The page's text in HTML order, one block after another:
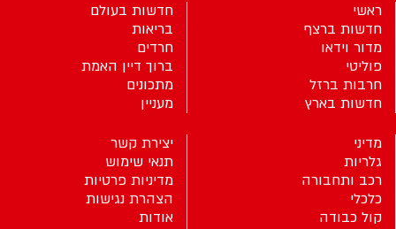
ראשי
חדשות ברצף
מדור וידאו
פוליטי
חרבות ברזל
חדשות בארץ
חדשות בעולם
בריאות
חרדים
ברוך דיין האמת
מתכונים
מעניין
מדיני
גלריות
רכב ותחבורה
כלכלי
קול כבודה
יצירת קשר
תנאי שימוש
מדיניות פרטיות
הצהרת נגישות
אודות